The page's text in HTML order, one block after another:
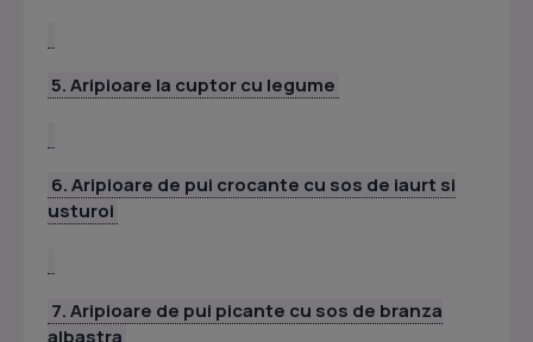
5. Aripioare la cuptor cu legume
6. Aripioare de pui crocante cu sos de iaurt si
usturoi
7. Aripioare de pui picante cu sos de branza